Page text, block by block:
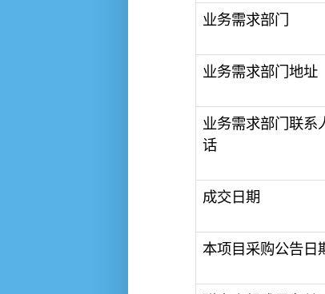
业务需求部门
业务需求部门地址
业务需求部门联系
话
成交日期
本项目采购公告日